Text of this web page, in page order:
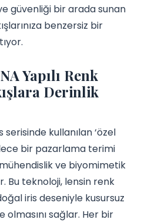
güvenliği bir arada sunan
benzersiz bir
Yapılı Renk
Derinlik
serisinde kullanılan ‘özel
bir pazarlama terimi
ve biyomimetik
Bu teknoloji, lensin renk
iris deseniyle kusursuz
sağlar. Her bir